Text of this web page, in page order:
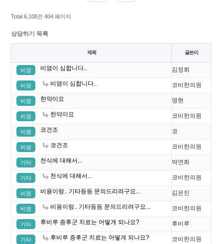
Total 6,108건 404 페이지
상담하기 목록
제목 글쓴이
비염 비염이 심합니다.. 김정희
비염 비염이 심합니다.. 코비한의원
비염 한약이요 명현
비염 한약이요 코비한의원
비염 코건조 코
비염 코건조 코비한의원
기타 천식에 대해서... 박연희
기타 천식에 대해서... 코비한의원
비염 비용이랑.. 기타등등 문의드리려구요... 김은진
비염 비용이랑.. 기타등등 문의드리려구요... 코비한의원
기타 후비루 증후군 치료는 어떻게 되나요? 후비루
기타 후비루 증후군 치료는 어떻게 되나요? 코비한의원